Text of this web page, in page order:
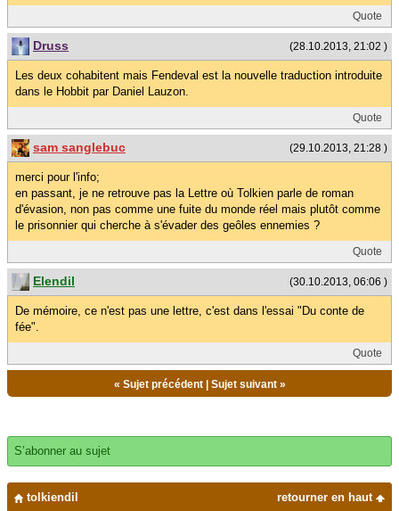
Quote
(28.10.2013, 21:02 )
Druss
Les deux cohabitent mais Fendeval est la nouvelle traduction introduite
dans le Hobbit par Daniel Lauzon.
Quote
(29.10.2013, 21:28 )
sam sanglebuc
merci pour l'info;
en passant, je ne retrouve pas la Lettre où Tolkien parle de roman
d'évasion, non pas comme une fuite du monde réel mais plutôt comme
le prisonnier qui cherche à s'évader des geôles ennemies ?
Quote
(30.10.2013, 06:06 )
Elendil
De mémoire, ce n'est pas une lettre, c'est dans l'essai "Du conte de
fée".
Quote
« Sujet précédent| Sujet suivant»
S’abonner au sujet
retourner en haut
tolkiendil